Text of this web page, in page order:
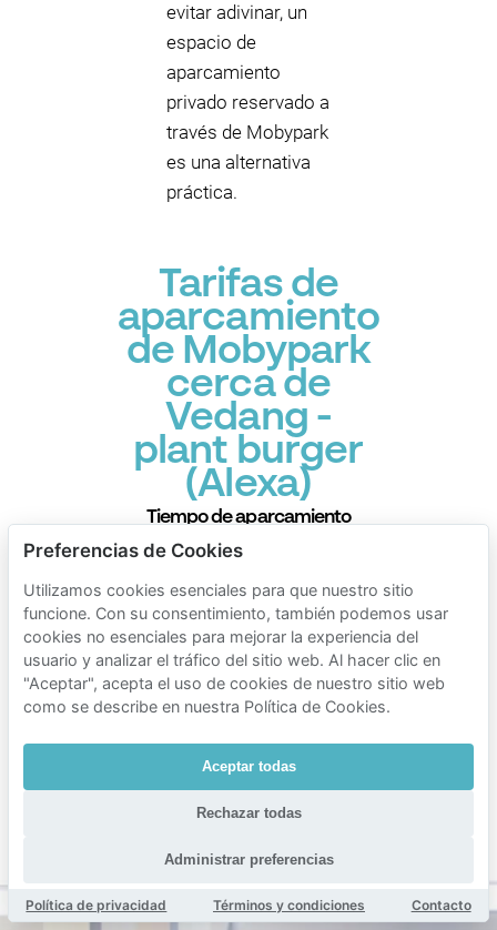
evitar adivinar, un
espacio de
aparcamiento
privado reservado a
través de Mobypark
es una alternativa
práctica.
Tarifas de
aparcamiento
de Mobypark
cerca de
Vedang -
️plant burger
️(Alexa)
Tiempo de aparcamiento
Tarifas de aparcamiento Mobypark
1 hora de aparcamiento
desde€ 2.00
24 horas de aparcamiento
desde€ 12.00
1 semana de aparcamiento
desde€ 152.00
Preferencias de Cookies
Utilizamos cookies esenciales para que nuestro sitio
funcione. Con su consentimiento, también podemos usar
cookies no esenciales para mejorar la experiencia del
usuario y analizar el tráfico del sitio web. Al hacer clic en
"Aceptar", acepta el uso de cookies de nuestro sitio web
como se describe en nuestra Política de Cookies.
Aceptar todas
Rechazar todas
Administrar preferencias
Política de privacidad Términos y condiciones Contacto